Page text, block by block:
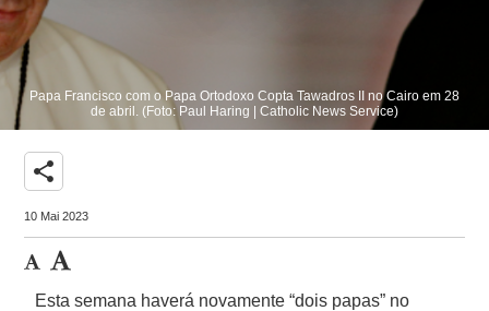
Papa Francisco com o Papa Ortodoxo Copta Tawadros II no Cairo em 28
de abril. (Foto: Paul Haring | Catholic News Service)
share
10 Mai 2023
Esta semana haverá novamente “dois papas” no